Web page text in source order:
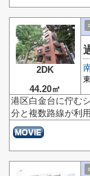
2DK
44.20㎡
港区白金台に佇む
分と複数路線が利